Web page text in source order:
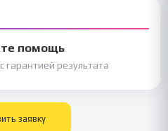
помощь
гарантией результата
заявку